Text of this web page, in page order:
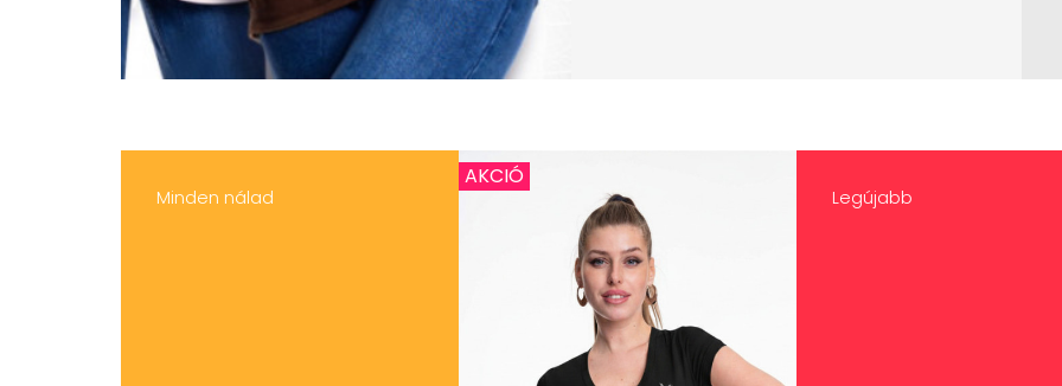
Minden nálad
AKCIÓ
Legújabb